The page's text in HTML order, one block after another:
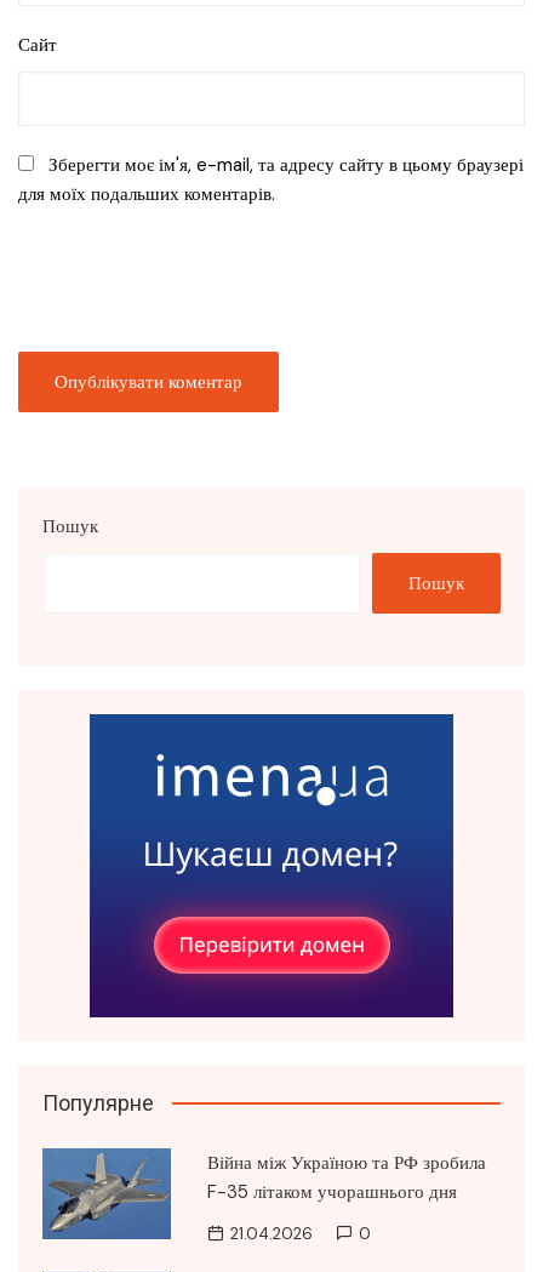
Сайт
Зберегти моє ім'я, e-mail, та адресу сайту в цьому браузері
для моїх подальших коментарів.
Пошук
Пошук
Популярне
Війна між Україною та РФ зробила
F-35 літаком учорашнього дня
21.04.2026 0